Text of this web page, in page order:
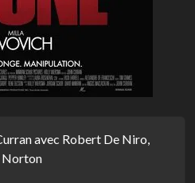
avec Robert De Niro,
Norton